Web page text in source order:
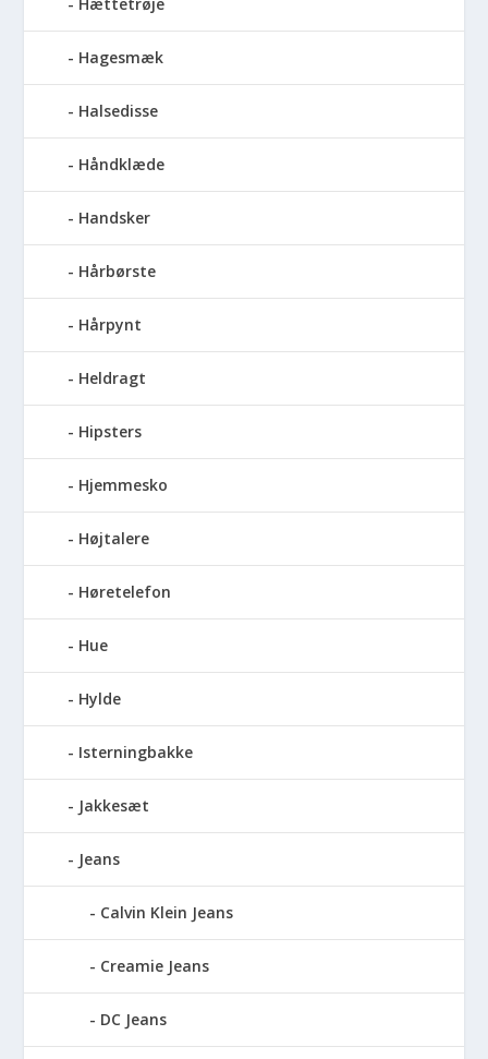
Hagesmæk
Halsedisse
Håndklæde
Handsker
Hårbørste
Hårpynt
Heldragt
Hipsters
Hjemmesko
Højtalere
Høretelefon
Hue
Hylde
Isterningbakke
Jakkesæt
Jeans
Calvin Klein Jeans
Creamie Jeans
DC Jeans